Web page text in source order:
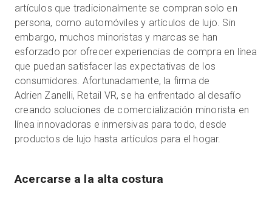
artículos que tradicionalmente se compran solo en
persona, como automóviles y artículos de lujo. Sin
embargo, muchos minoristas y marcas se han
esforzado por ofrecer experiencias de compra en línea
que puedan satisfacer las expectativas de los
consumidores. Afortunadamente, la firma de
Adrien Zanelli, Retail VR, se ha enfrentado al desafío
creando soluciones de comercialización minorista en
línea innovadoras e inmersivas para todo, desde
productos de lujo hasta artículos para el hogar.
Acercarse a la alta costura